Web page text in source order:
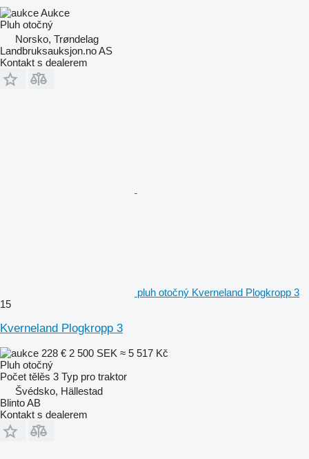
Aukce
Pluh otočný
Norsko, Trøndelag
Landbruksauksjon.no AS
Kontakt s dealerem
pluh otočný Kverneland Plogkropp 3
15
Kverneland Plogkropp 3
228 € 2 500 SEK ≈ 5 517 Kč
Pluh otočný
Počet tělěs 3 Typ pro traktor
Švédsko, Hällestad
Blinto AB
Kontakt s dealerem